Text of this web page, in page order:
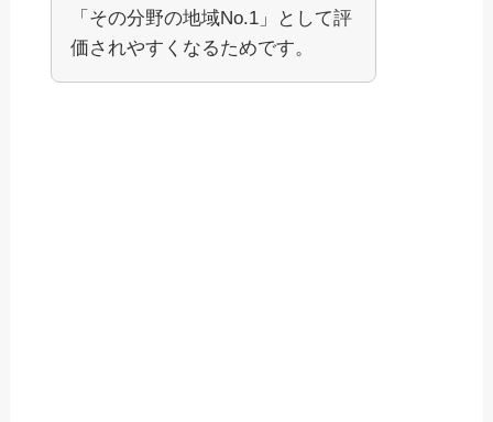
「その分野の地域No.1」として評
価されやすくなるためです。